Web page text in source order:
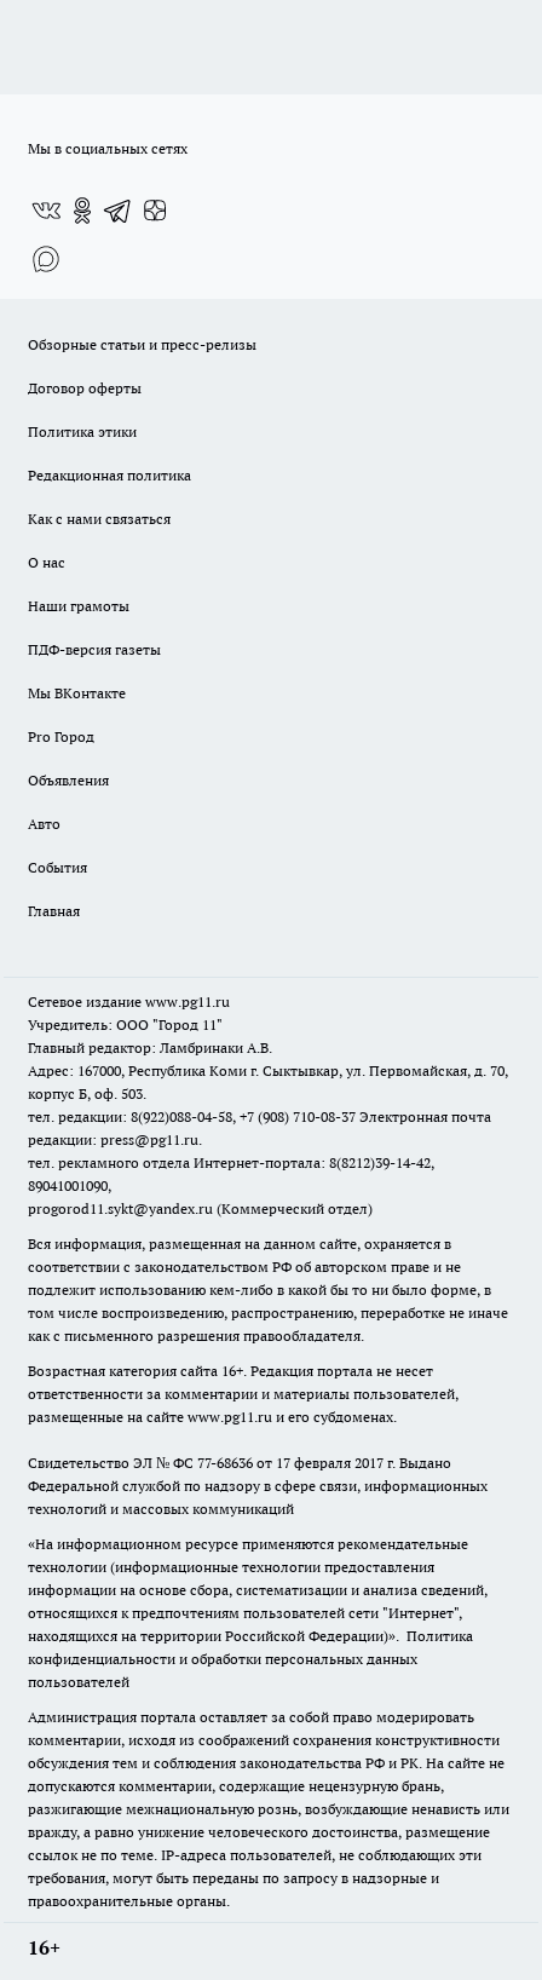
Мы в социальных сетях
Обзорные статьи и пресс-релизы
Договор оферты
Политика этики
Редакционная политика
Как с нами связаться
О нас
Наши грамоты
ПДФ-версия газеты
Мы ВКонтакте
Pro Город
Объявления
Авто
События
Главная
Сетевое издание www.pg11.ru
Учредитель: ООО "Город 11"
Главный редактор: Ламбринаки А.В.
Адрес: 167000, Республика Коми г. Сыктывкар, ул. Первомайская, д. 70,
корпус Б, оф. 503.
тел. редакции: 8(922)088-04-58, +7 (908) 710-08-37 Электронная почта
редакции: press@pg11.ru.
тел. рекламного отдела Интернет-портала: 8(8212)39-14-42,
89041001090,
progorod11.sykt@yandex.ru (Коммерческий отдел)
Вся информация, размещенная на данном сайте, охраняется в
соответствии с законодательством РФ об авторском праве и не
подлежит использованию кем-либо в какой бы то ни было форме, в
том числе воспроизведению, распространению, переработке не иначе
как с письменного разрешения правообладателя.
Возрастная категория сайта 16+. Редакция портала не несет
ответственности за комментарии и материалы пользователей,
размещенные на сайте www.pg11.ru и его субдоменах.
Свидетельство ЭЛ № ФС 77-68636 от 17 февраля 2017 г. Выдано
Федеральной службой по надзору в сфере связи, информационных
технологий и массовых коммуникаций
«На информационном ресурсе применяются рекомендательные
технологии (информационные технологии предоставления
информации на основе сбора, систематизации и анализа сведений,
относящихся к предпочтениям пользователей сети "Интернет",
находящихся на территории Российской Федерации)». Политика
конфиденциальности и обработки персональных данных
пользователей
Администрация портала оставляет за собой право модерировать
комментарии, исходя из соображений сохранения конструктивности
обсуждения тем и соблюдения законодательства РФ и РК. На сайте не
допускаются комментарии, содержащие нецензурную брань,
разжигающие межнациональную рознь, возбуждающие ненависть или
вражду, а равно унижение человеческого достоинства, размещение
ссылок не по теме. IP-адреса пользователей, не соблюдающих эти
требования, могут быть переданы по запросу в надзорные и
правоохранительные органы.
16+